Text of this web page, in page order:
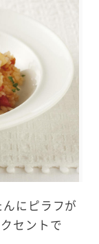
にピラフが
セントで